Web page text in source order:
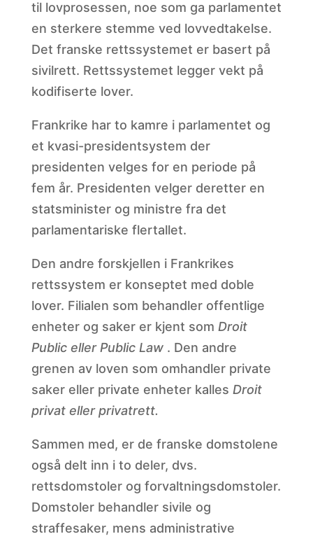
til lovprosessen, noe som ga parlamentet
en sterkere stemme ved lovvedtakelse.
Det franske rettssystemet er basert på
sivilrett. Rettssystemet legger vekt på
kodifiserte lover.
Frankrike har to kamre i parlamentet og
et kvasi-presidentsystem der
presidenten velges for en periode på
fem år. Presidenten velger deretter en
statsminister og ministre fra det
parlamentariske flertallet.
Den andre forskjellen i Frankrikes
rettssystem er konseptet med doble
lover. Filialen som behandler offentlige
enheter og saker er kjent som Droit
Public eller Public Law. Den andre
grenen av loven som omhandler private
saker eller private enheter kalles Droit
privat eller privatrett.
Sammen med, er de franske domstolene
også delt inn i to deler, dvs.
rettsdomstoler og forvaltningsdomstoler.
Domstoler behandler sivile og
straffesaker, mens administrative